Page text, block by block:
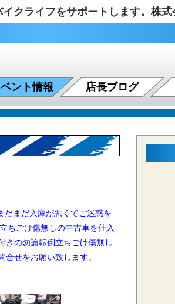
クライフをサポートします。株
ント情報 店長ブログ
まだ入庫が悪くてご迷惑を
ちごけ傷無しの中古車を仕入
きの勿論転倒立ちごけ傷無し
せをお願い致します。